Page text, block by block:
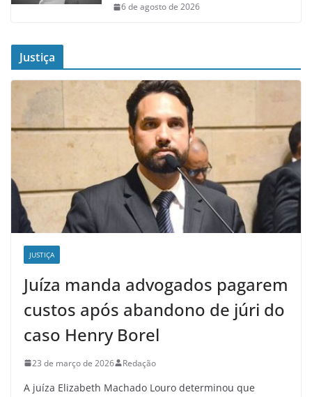
6 de agosto de 2026
Justiça
JUSTIÇA
Juíza manda advogados pagarem
custos após abandono de júri do
caso Henry Borel
23 de março de 2026 Redação
A juíza Elizabeth Machado Louro determinou que